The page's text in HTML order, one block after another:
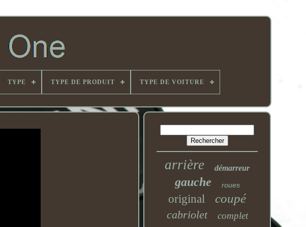
TYPE TYPE DE PRODUIT TYPE DE VOITURE
arrière démarreur
gauche roues
original coupé
cabriolet complet